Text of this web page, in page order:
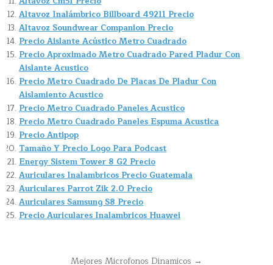
Altavoz Inalámbrico Billboard 49211 Precio
Altavoz Soundwear Companion Precio
Precio Aislante Acústico Metro Cuadrado
Precio Aproximado Metro Cuadrado Pared Pladur Con
Aislante Acustico
Precio Metro Cuadrado De Placas De Pladur Con
Aislamiento Acustico
Precio Metro Cuadrado Paneles Acustico
Precio Metro Cuadrado Paneles Espuma Acustica
Precio Antipop
Tamaño Y Precio Logo Para Podcast
Energy Sistem Tower 8 G2 Precio
Auriculares Inalambricos Precio Guatemala
Auriculares Parrot Zik 2.0 Precio
Auriculares Samsung S8 Precio
Precio Auriculares Inalambricos Huawei
Mejores Microfonos Dinamicos →